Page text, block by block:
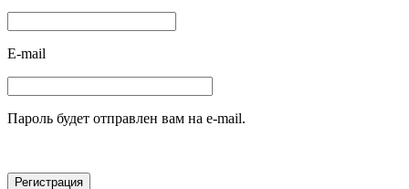
E-mail
Пароль будет отправлен вам на e-mail.